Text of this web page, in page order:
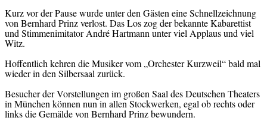
Kurz vor der Pause wurde unter den Gästen eine Schnellzeichnung
von Bernhard Prinz verlost. Das Los zog der bekannte Kabarettist
und Stimmenimitator André Hartmann unter viel Applaus und viel
Witz.
Hoffentlich kehren die Musiker vom „Orchester Kurzweil“ bald mal
wieder in den Silbersaal zurück.
Besucher der Vorstellungen im großen Saal des Deutschen Theaters
in München können nun in allen Stockwerken, egal ob rechts oder
links die Gemälde von Bernhard Prinz bewundern.